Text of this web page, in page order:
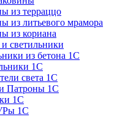
из терраццо
из литьевого мрамора
из кориана
светильники
из бетона 1С
1С
света 1С
Патроны 1С
1С
1С